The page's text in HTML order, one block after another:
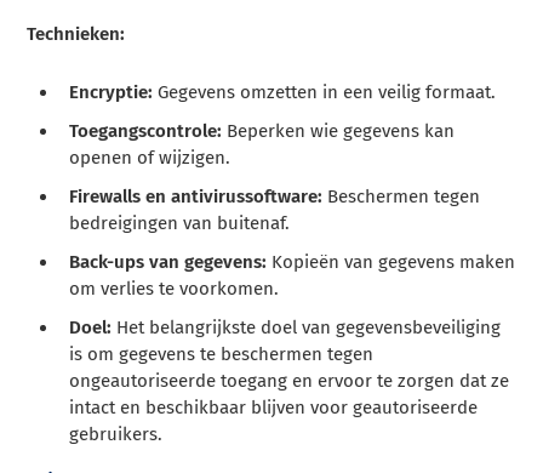
Technieken:
Encryptie:Gegevens omzetten in een veilig formaat.
Toegangscontrole: Beperken wie gegevens kan
openen of wijzigen.
Firewalls en antivirussoftware: Beschermen tegen
bedreigingen van buitenaf.
Back-ups van gegevens: Kopieën van gegevens maken
om verlies te voorkomen.
Doel: Het belangrijkste doel van gegevensbeveiliging
is om gegevens te beschermen tegen
ongeautoriseerde toegang en ervoor te zorgen dat ze
intact en beschikbaar blijven voor geautoriseerde
gebruikers.